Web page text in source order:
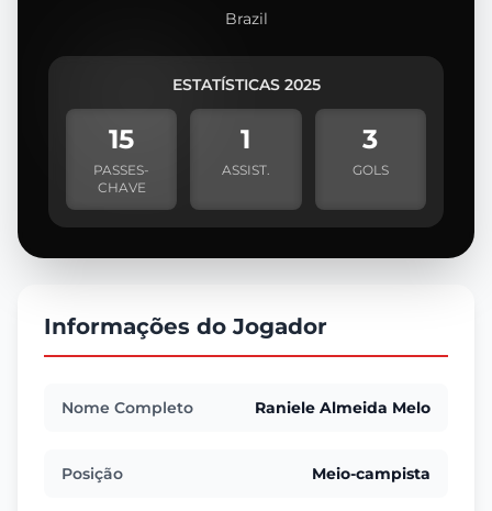
Brazil
ESTATÍSTICAS 2025
15
PASSES-
CHAVE
1
ASSIST.
3
GOLS
Informações do Jogador
Nome Completo Raniele Almeida Melo
Posição Meio-campista